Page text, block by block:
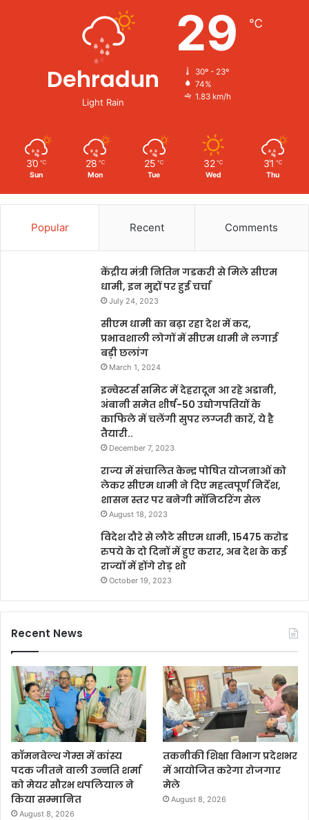
Dehradun
Light Rain
29 ℃
30º - 23º
74%
1.83 km/h
30 ℃
Sun
28 ℃
Mon
25 ℃
Tue
32 ℃
Wed
31 ℃
Thu
Popular Recent Comments
केंद्रीय मंत्री नितिन गडकरी से मिले सीएम
धामी, इन मुद्दों पर हुई चर्चा
July 24, 2023
सीएम धामी का बढ़ा रहा देश में कद,
प्रभावशाली लोगों में सीएम धामी ने लगाई
बड़ी छलांग
March 1, 2024
इन्वेस्टर्स समिट में देहरादून आ रहे अडानी,
अंबानी समेत शीर्ष-50 उद्योगपतियों के
काफिले में चलेंगी सुपर लग्जरी कारें, ये है
तैयारी..
December 7, 2023
राज्य में संचालित केन्द्र पोषित योजनाओं को
लेकर सीएम धामी ने दिए महत्वपूर्ण निर्देश,
शासन स्तर पर बनेगी मॉनिटरिंग सेल
August 18, 2023
विदेश दौरे से लौटे सीएम धामी, 15475 करोड
रुपये के दो दिनों में हुए करार, अब देश के कई
राज्यों में होंगे रोड़ शो
October 19, 2023
Recent News
कॉमनवेल्थ गेम्स में कांस्य
पदक जीतने वाली उन्नति शर्मा
को मेयर सौरभ थपलियाल ने
किया सम्मानित
August 8, 2026
तकनीकी शिक्षा विभाग प्रदेशभर
में आयोजित करेगा रोजगार
मेले
August 8, 2026